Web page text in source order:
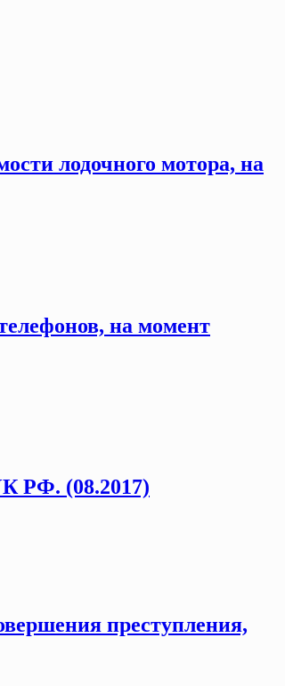
лодочного мотора, на
на момент
РФ. (08.2017)
преступления,